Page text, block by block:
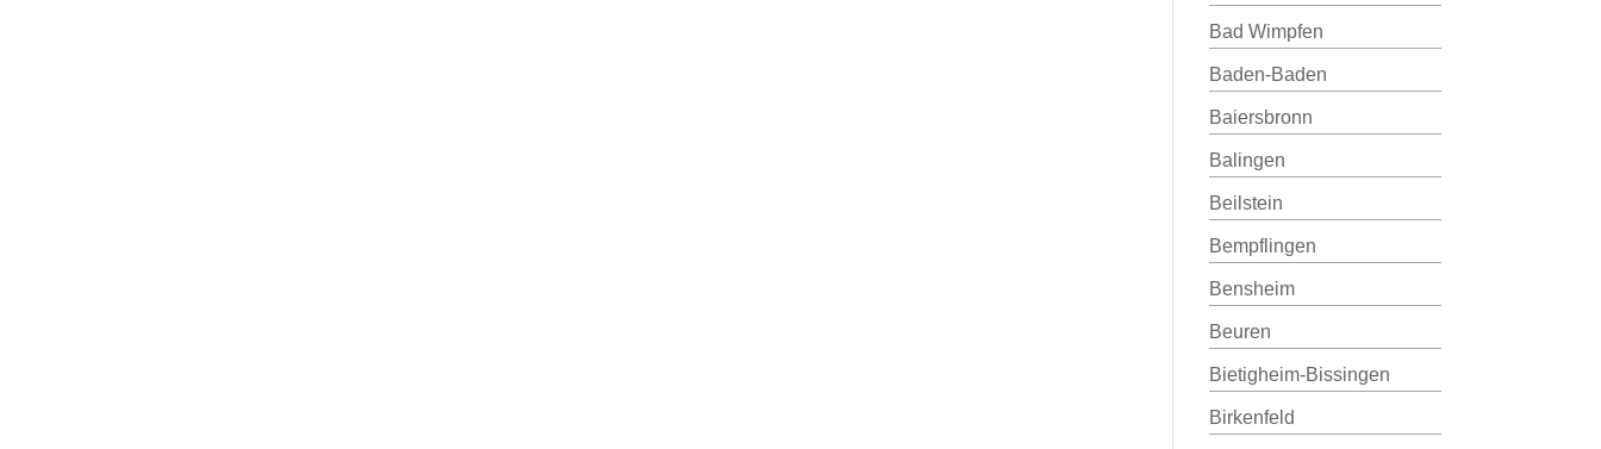
Bad Wimpfen
Baden-Baden
Baiersbronn
Balingen
Beilstein
Bempflingen
Bensheim
Beuren
Bietigheim-Bissingen
Birkenfeld